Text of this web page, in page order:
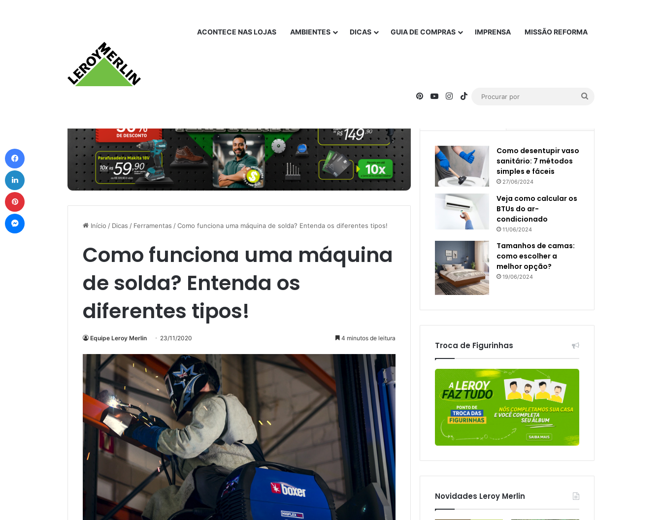
ACONTECE NAS LOJAS AMBIENTES DICAS GUIA DE COMPRAS IMPRENSA MISSÃO REFORMA
PinterestYouTubeInstagram
TikTok
Início / Dicas / Ferramentas /Como funciona uma máquina de solda? Entenda os diferentes tipos!
Como funciona uma máquina
de solda? Entenda os
diferentes tipos!
Equipe Leroy Merlin 23/11/2020 4 minutos de leitura
Como desentupir vaso
sanitário: 7 métodos
simples e fáceis
27/06/2024
Veja como calcular os
BTUs do ar-
condicionado
11/06/2024
Tamanhos de camas:
como escolher a
melhor opção?
19/06/2024
Troca de Figurinhas
Novidades Leroy Merlin